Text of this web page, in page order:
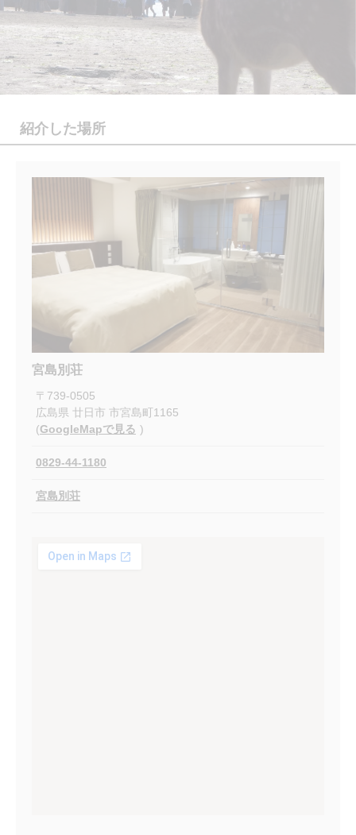
紹介した場所
宮島別荘
〒 739-0505
広島県 廿日市 市宮島町1165
(GoogleMapで見る )
0829-44-1180
宮島別荘